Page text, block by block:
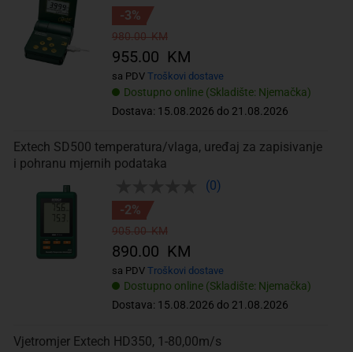
Dostupno online (Skladište: Njemačka)
Dostava: 15.08.2026 do 21.08.2026
-3%
980.00 KM
955.00 KM
sa PDV Troškovi dostave
Extech SD500 temperatura/vlaga, uređaj za zapisivanje
i pohranu mjernih podataka
(0)
Dostupno online (Skladište: Njemačka)
Dostava: 15.08.2026 do 21.08.2026
-2%
905.00 KM
890.00 KM
sa PDV Troškovi dostave
Vjetromjer Extech HD350, 1-80,00m/s